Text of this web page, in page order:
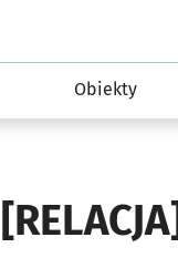
Sport i rekreacja
Obiekty